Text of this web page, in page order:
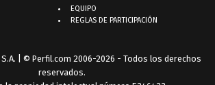
EQUIPO
REGLAS DE PARTICIPACIÓN
| © Perfil.com 2006-2026 - Todos los derechos
reservados.